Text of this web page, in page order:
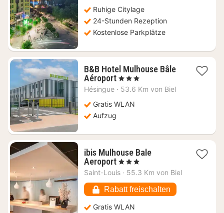
€
Ruhige Citylage
24-Stunden Rezeption
Kostenlose Parkplätze
B&B Hotel Mulhouse Bâle
Aéroport1
Nacht
73,41
, 3 Sterne
Hésingue · 53.6 Km von Biel
Gratis WLAN
Aufzug
ibis Mulhouse Bale
Aeroport1
Nacht
79,58
€
, 3 Sterne
Saint-Louis · 55.3 Km von Biel
Rabatt freischalten
Gratis WLAN